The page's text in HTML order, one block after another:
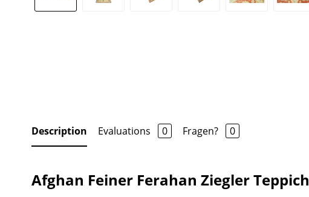
Description Evaluations 0 Fragen? 0
Afghan Feiner Ferahan Ziegler Teppich